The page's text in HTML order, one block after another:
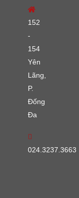
152
-
154
Yên
Lãng,
P.
Đống
Đa
024.3237.3663